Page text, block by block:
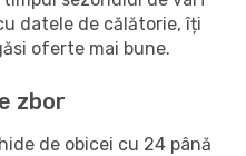
datele de călătorie, îți
oferte mai bune.
zbor
de obicei cu 24 până